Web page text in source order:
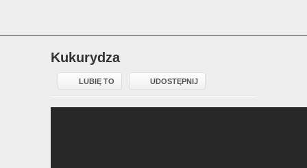
Kukurydza
LUBIĘ TO UDOSTĘPNIJ